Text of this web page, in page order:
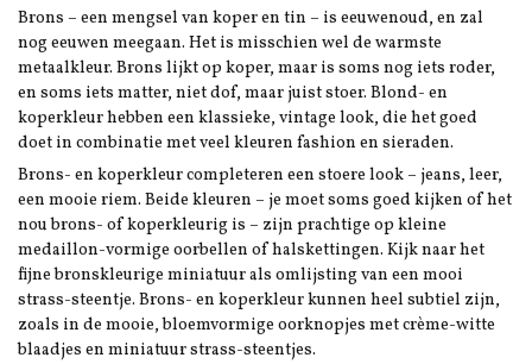
Brons – een mengsel van koper en tin – is eeuwenoud, en zal
nog eeuwen meegaan. Het is misschien wel de warmste
metaalkleur. Brons lijkt op koper, maar is soms nog iets roder,
en soms iets matter, niet dof, maar juist stoer. Blond- en
koperkleur hebben een klassieke, vintage look, die het goed
doet in combinatie met veel kleuren fashion en sieraden.
Brons- en koperkleur completeren een stoere look – jeans, leer,
een mooie riem. Beide kleuren – je moet soms goed kijken of het
nou brons- of koperkleurig is – zijn prachtige op kleine
medaillon-vormige oorbellen of halskettingen. Kijk naar het
fijne bronskleurige miniatuur als omlijsting van een mooi
strass-steentje. Brons- en koperkleur kunnen heel subtiel zijn,
zoals in de mooie, bloemvormige oorknopjes met crème-witte
blaadjes en miniatuur strass-steentjes.